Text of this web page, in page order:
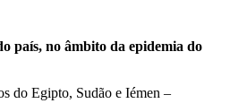
país, no âmbito da epidemia do
do Egipto, Sudão e Iémen –